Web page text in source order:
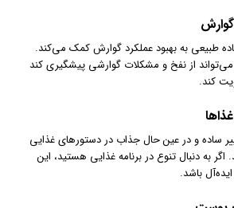
طبیعی به بهبود عملکرد گوارش کمک می‌کند.
از نفخ و مشکلات گوارشی پیشگیری کند
کند.
ساده و در عین حال جذاب در دستورهای غذایی
اگر به دنبال تنوع در برنامه غذایی هستید، این
باشد.